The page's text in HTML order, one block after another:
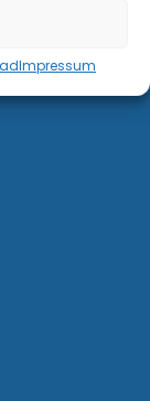
Impressum